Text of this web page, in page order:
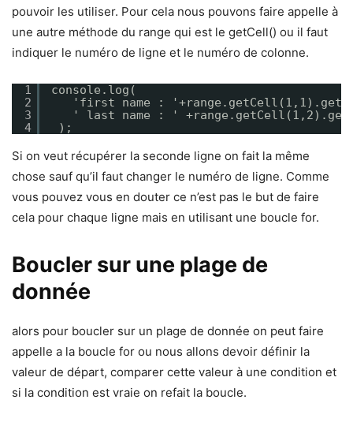
pouvoir les utiliser. Pour cela nous pouvons faire appelle à
une autre méthode du range qui est le getCell() ou il faut
indiquer le numéro de ligne et le numéro de colonne.
1
2
3
4
console.log(
'first name :
' last name : '
);
Si on veut récupérer la seconde ligne on fait la même
chose sauf qu’il faut changer le numéro de ligne. Comme
vous pouvez vous en douter ce n’est pas le but de faire
cela pour chaque ligne mais en utilisant une boucle for.
Boucler sur une plage de
donnée
alors pour boucler sur un plage de donnée on peut faire
appelle a la boucle for ou nous allons devoir définir la
valeur de départ, comparer cette valeur à une condition et
si la condition est vraie on refait la boucle.